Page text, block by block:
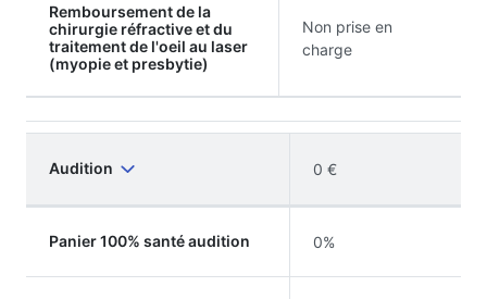
Remboursement de la
chirurgie réfractive et du
traitement de l'oeil au laser
(myopie et presbytie)
Non prise en
charge
Audition 0 €
Panier 100% santé audition 0%